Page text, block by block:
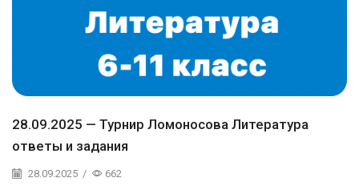
28.09.2025 — Турнир Ломоносова Литература
ответы и задания
28.09.2025 / 662